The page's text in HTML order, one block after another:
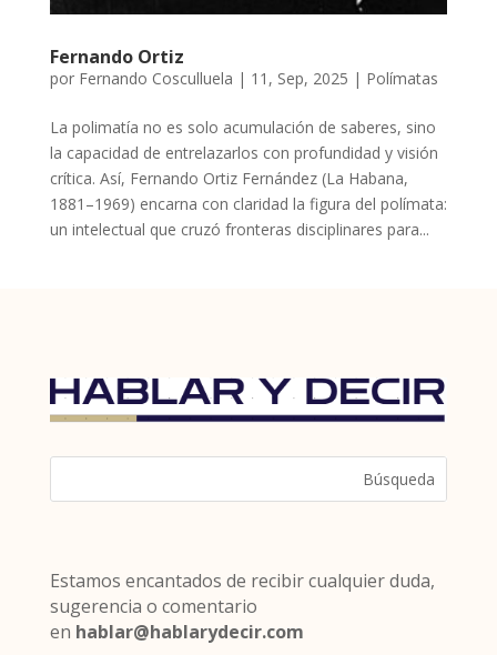
Fernando Ortiz
por Fernando Cosculluela | 11, Sep, 2025 | Polímatas
La polimatía no es solo acumulación de saberes, sino
la capacidad de entrelazarlos con profundidad y visión
crítica. Así, Fernando Ortiz Fernández (La Habana,
1881–1969) encarna con claridad la figura del polímata:
un intelectual que cruzó fronteras disciplinares para...
Estamos encantados de recibir cualquier duda,
sugerencia o comentario
en hablar@hablarydecir.com